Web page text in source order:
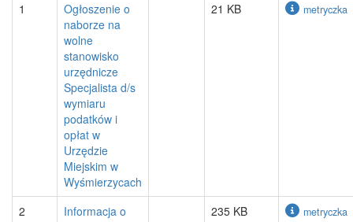
1
Ogłoszenie o
naborze na
wolne
stanowisko
urzędnicze
Specjalista d/s
wymiaru
podatków i
opłat w
Urzędzie
Miejskim w
Wyśmierzycach
21 KB metryczka
2
Informacja o
235 KB metryczka